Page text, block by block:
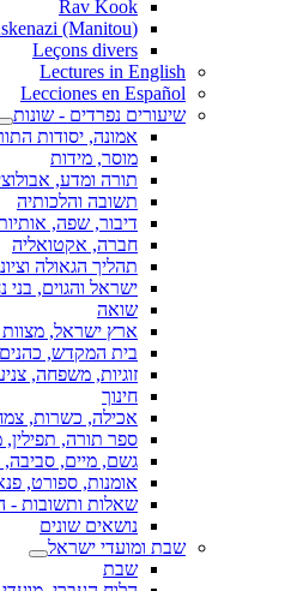
Rav Kook
(Rav Askenazi (Manitou
Leçons divers
Lectures in English
Lecciones en Español
שיעורים נפרדים - שונות
אמונה, יסודות
מוסר, מידות
תורה ומדע,
תשובה והלכותיה
דיבור, שפה,
חברה, אקטואליה
תהליך הגאולה
ישראל והגוים, בני
שואה
ארץ ישראל,
בית המקדש,
זוגיות, משפחה,
חינוך
אכילה, כשרות,
ספר תורה, תפילין,
גשם, מיים, סביבה,
אומנות, ספורט,
שאלות ותשובות -
נושאים שונים
שבת ומועדי ישראל
שבת